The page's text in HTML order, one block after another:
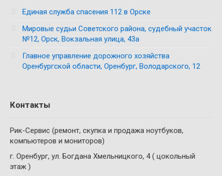
Единая служба спасения 112 в Орске
Мировые судьи Советского района, судебный участок
№12, Орск, Вокзальная улица, 43а
Главное управление дорожного хозяйства
Оренбургской области, Оренбург, Володарского, 12
Контакты
Рик-Сервис (ремонт, скупка и продажа ноутбуков,
компьютеров и мониторов)
г. Оренбург, ул. Богдана Хмельницкого, 4 ( цокольный
этаж )